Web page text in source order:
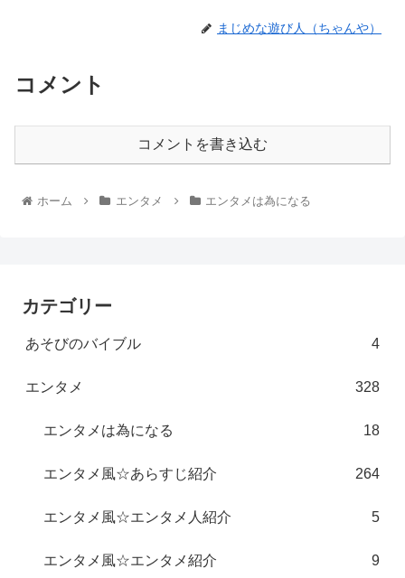
まじめな遊び人（ちゃんや）
コメント
コメントを書き込む
ホーム エンタメ エンタメは為になる
カテゴリー
あそびのバイブル 4
エンタメ 328
エンタメは為になる 18
エンタメ風☆あらすじ紹介 264
エンタメ風☆エンタメ人紹介 5
エンタメ風☆エンタメ紹介 9